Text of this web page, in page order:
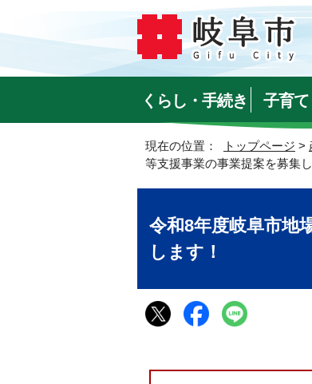
くらし・手続き 子育
現在の位置： トップページ >
等支援事業の事業提案を募集し
令和8年度岐阜市地
します！